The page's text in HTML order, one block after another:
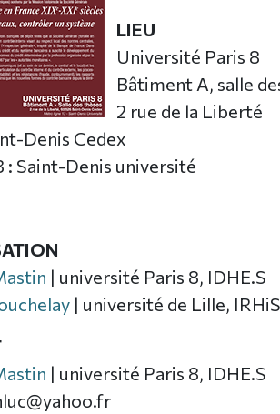
LIEU
Université Paris 8
Bâtiment A, salle
2 rue de la Liberté
Denis Cedex
: Saint-Denis université
| université Paris 8, IDHE.S
| université de Lille, IRHiS
| université Paris 8, IDHE.S